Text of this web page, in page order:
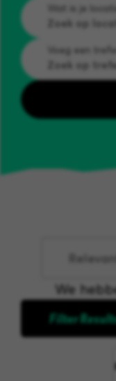
Wat is je
Voeg een
We
Filter